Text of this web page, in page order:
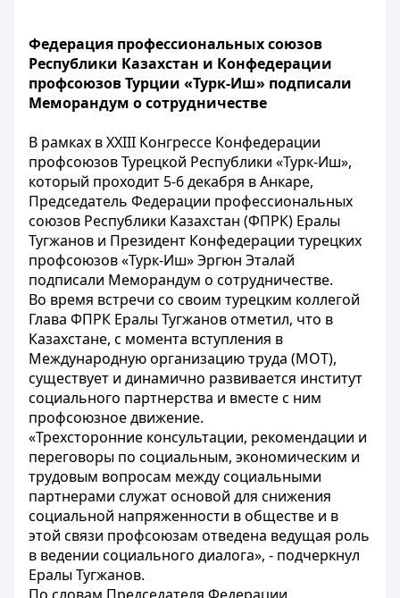
Федерация профессиональных союзов
Республики Казахстан и Конфедерации
профсоюзов Турции «Турк-Иш» подписали
Меморандум о сотрудничестве
В рамках в XXIII Конгрессе Конфедерации
профсоюзов Турецкой Республики «Турк-Иш»,
который проходит 5-6 декабря в Анкаре,
Председатель Федерации профессиональных
союзов Республики Казахстан (ФПРК) Ералы
Тугжанов и Президент Конфедерации турецких
профсоюзов «Турк-Иш» Эргюн Эталай
подписали Меморандум о сотрудничестве.
Во время встречи со своим турецким коллегой
Глава ФПРК Ералы Тугжанов отметил, что в
Казахстане, с момента вступления в
Международную организацию труда (МОТ),
существует и динамично развивается институт
социального партнерства и вместе с ним
профсоюзное движение.
«Трехсторонние консультации, рекомендации и
переговоры по социальным, экономическим и
трудовым вопросам между социальными
партнерами служат основой для снижения
социальной напряженности в обществе и в
этой связи профсоюзам отведена ведущая роль
в ведении социального диалога», - подчеркнул
Ералы Тугжанов.